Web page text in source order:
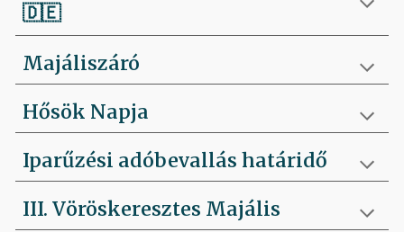
🇩🇪
Majáliszáró
Hősök Napja
Iparűzési adóbevallás határidő
III. Vöröskeresztes Majális